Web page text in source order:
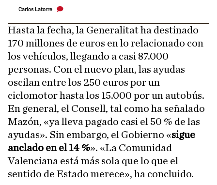
Carlos Latorre
Hasta la fecha, la Generalitat ha destinado
170 millones de euros en lo relacionado con
los vehículos, llegando a casi 87.000
personas. Con el nuevo plan, las ayudas
oscilan entre los 250 euros por un
ciclomotor hasta los 15.000 por un autobús.
En general, el Consell, tal como ha señalado
Mazón, «ya lleva pagado casi el 50 % de las
ayudas». Sin embargo, el Gobierno «sigue
anclado en el 14 %». «La Comunidad
Valenciana está más sola que lo que el
sentido de Estado merece», ha concluido.